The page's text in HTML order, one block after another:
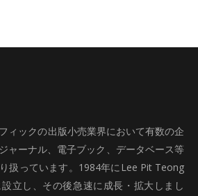
ィックの出版小売業界において有数の企
ャーナル、電子ブック、データベース等
扱っています。1984年にLee Pit Teong
立し、その後急速に成長・拡大しまし